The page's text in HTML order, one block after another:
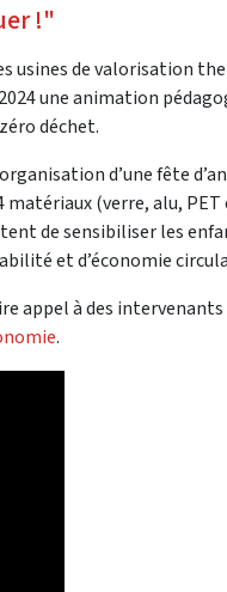
!"
usines de valorisation
une animation
déchet.
d’une fête
(verre, alu,
de sensibiliser les
et d’économie
appel à des intervenants
.